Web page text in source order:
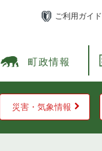
ご利用ガイド
町政情報
災害・気象情報